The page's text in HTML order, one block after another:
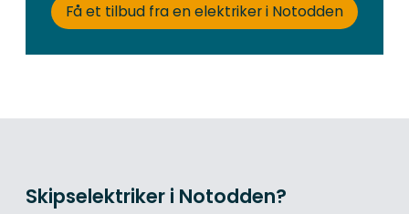
Få et tilbud fra en elektriker i Notodden
Skipselektriker i Notodden?